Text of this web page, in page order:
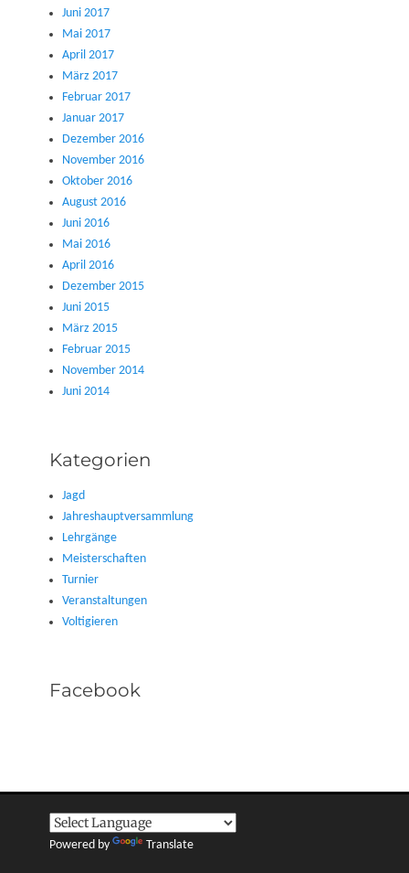
Juni 2017
Mai 2017
April 2017
März 2017
Februar 2017
Januar 2017
Dezember 2016
November 2016
Oktober 2016
August 2016
Juni 2016
Mai 2016
April 2016
Dezember 2015
Juni 2015
März 2015
Februar 2015
November 2014
Juni 2014
Kategorien
Jagd
Jahreshauptversammlung
Lehrgänge
Meisterschaften
Turnier
Veranstaltungen
Voltigieren
Facebook
Powered by Translate